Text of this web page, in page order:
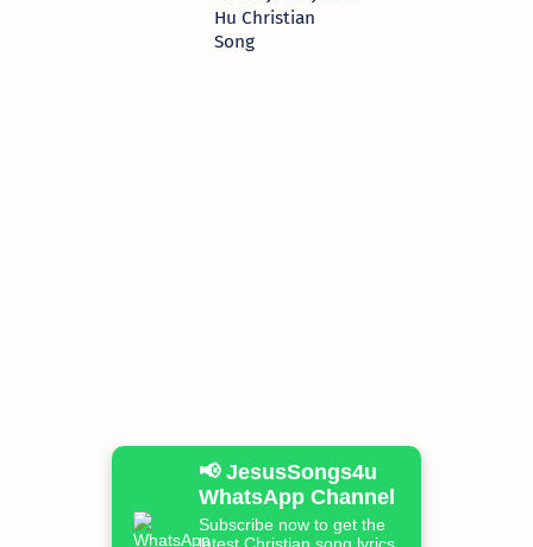
Hu Christian
Song
📢 JesusSongs4u
WhatsApp Channel
Subscribe now to get the
latest Christian song lyrics,